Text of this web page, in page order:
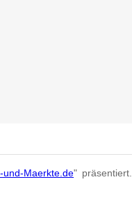
und-Maerkte.de" präsentiert.